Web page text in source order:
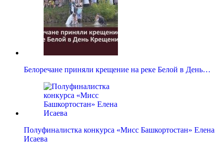
Белоречане приняли крещение на реке Белой в День…
Полуфиналистка конкурса «Мисс Башкортостан» Елена
Исаева